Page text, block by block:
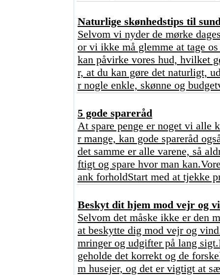
Naturlige skønhedstips til
Selvom vi nyder de mørke
or vi ikke må glemme at tage
kan påvirke vores hud, hvilket
r, at du kan gøre det naturligt,
r nogle enkle, skønne og
5 gode spareråd
At spare penge er noget vi alle
r mange, kan gode spareråd
det samme er alle varene, så
ftigt og spare hvor man
ank forholdStart med at tjekke
Beskyt dit hjem mod vejr og
Selvom det måske ikke er den
at beskytte dig mod vejr og
mringer og udgifter på lang
geholde det korrekt og de
m husejer, og det er vigtigt at